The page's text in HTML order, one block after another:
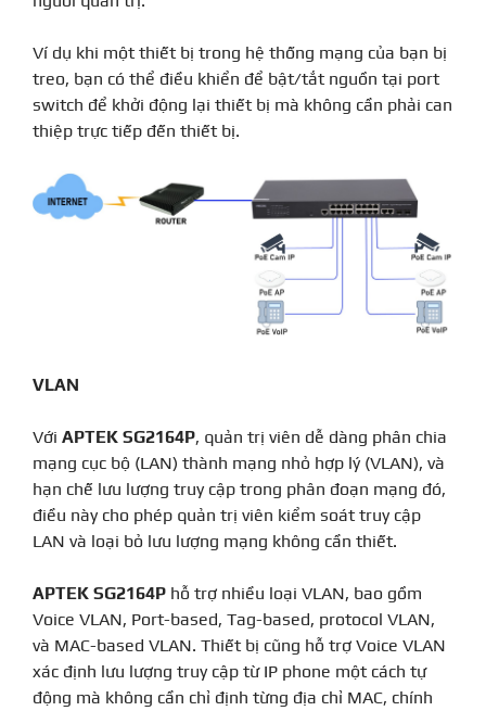
Ví dụ khi một thiết bị trong hệ thống mạng của bạn bị
treo, bạn có thể điều khiển để bật/tắt nguồn tại port
switch để khởi động lại thiết bị mà không cần phải can
thiệp trực tiếp đến thiết bị.
VLAN
Với APTEK SG2164P, quản trị viên dễ dàng phân chia
mạng cục bộ (LAN) thành mạng nhỏ hợp lý (VLAN), và
hạn chế lưu lượng truy cập trong phân đoạn mạng đó,
điều này cho phép quản trị viên kiểm soát truy cập
LAN và loại bỏ lưu lượng mạng không cần thiết.
APTEK SG2164P hỗ trợ nhiều loại VLAN, bao gồm
Voice VLAN, Port-based, Tag-based, protocol VLAN,
và MAC-based VLAN. Thiết bị cũng hỗ trợ Voice VLAN
xác định lưu lượng truy cập từ IP phone một cách tự
động mà không cần chỉ định từng địa chỉ MAC, chính